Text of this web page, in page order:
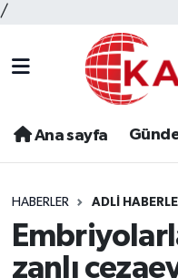
/
Ana sayfa
HABERLER ADLI
zanlı